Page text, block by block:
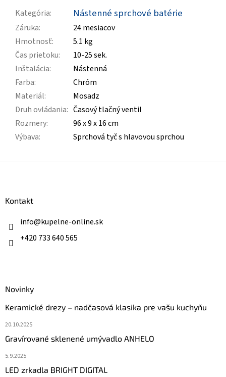
Kategória: Nástenné sprchové batérie
Záruka:
24 mesiacov
Hmotnosť:
5.1 kg
Čas prietoku:
10-25 sek.
Inštalácia:
Nástenná
Farba:
Chróm
Materiál:
Mosadz
Druh ovládania: Časový tlačný ventil
Rozmery:
96 x 9 x 16 cm
Výbava: Sprchová tyč s hlavovou sprchou
Kontakt
info@kupelne-online.sk
+420 733 640 565
Novinky
Keramické drezy – nadčasová klasika pre vašu kuchyňu
20.10.2025
Gravírované sklenené umývadlo ANHELO
5.9.2025
LED zrkadla BRIGHT DIGITAL